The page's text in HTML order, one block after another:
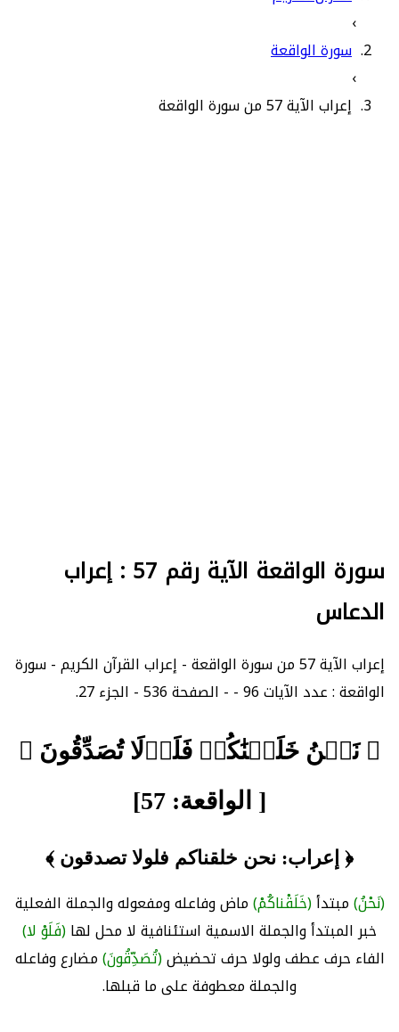
›
سورة الواقعة
›
إعراب الآية 57 من سورة الواقعة
سورة الواقعة الآية رقم 57 : إعراب
الدعاس
إعراب الآية 57 من سورة الواقعة - إعراب القرآن الكريم - سورة
الواقعة : عدد الآيات 96 - - الصفحة 536 - الجزء 27.
﴿ نَحۡنُ خَلَقۡنَٰكُمۡ فَلَوۡلَا تُصَدِّقُونَ ﴾
[ الواقعة: 57]
﴿ إعراب: نحن خلقناكم فلولا تصدقون ﴾
(نَحْنُ)مبتدأ(خَلَقْناكُمْ)ماض وفاعله ومفعوله والجملة الفعلية
خبر المبتدأ والجملة الاسمية استئنافية لا محل لها(فَلَوْ لا)
الفاء حرف عطف ولولا حرف تحضيض(تُصَدِّقُونَ)مضارع وفاعله
والجملة معطوفة على ما قبلها.